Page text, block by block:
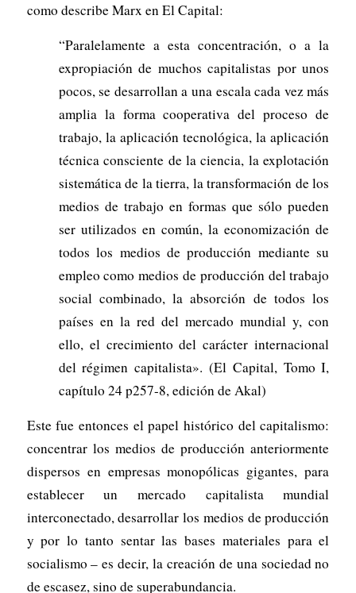
como describe Marx en El Capital:
“Paralelamente a esta concentración, o a la
expropiación de muchos capitalistas por unos
pocos, se desarrollan a una escala cada vez más
amplia la forma cooperativa del proceso de
trabajo, la aplicación tecnológica, la aplicación
técnica consciente de la ciencia, la explotación
sistemática de la tierra, la transformación de los
medios de trabajo en formas que sólo pueden
ser utilizados en común, la economización de
todos los medios de producción mediante su
empleo como medios de producción del trabajo
social combinado, la absorción de todos los
países en la red del mercado mundial y, con
ello, el crecimiento del carácter internacional
del régimen capitalista». (El Capital, Tomo I,
capítulo 24 p257-8, edición de Akal)
Este fue entonces el papel histórico del capitalismo:
concentrar los medios de producción anteriormente
dispersos en empresas monopólicas gigantes, para
establecer un mercado capitalista mundial
interconectado, desarrollar los medios de producción
y por lo tanto sentar las bases materiales para el
socialismo – es decir, la creación de una sociedad no
de escasez, sino de superabundancia.